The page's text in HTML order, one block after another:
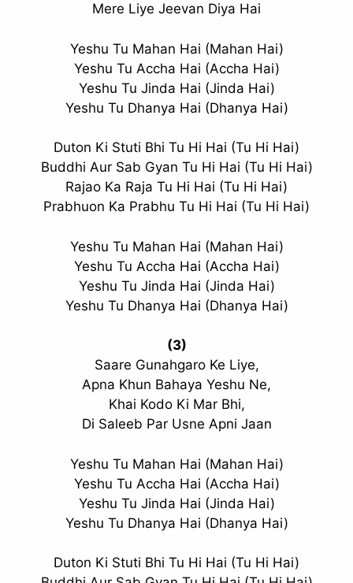
Mere Liye Jeevan Diya Hai
Yeshu Tu Mahan Hai (Mahan Hai)
Yeshu Tu Accha Hai (Accha Hai)
Yeshu Tu Jinda Hai (Jinda Hai)
Yeshu Tu Dhanya Hai (Dhanya Hai)
Duton Ki Stuti Bhi Tu Hi Hai (Tu Hi Hai)
Buddhi Aur Sab Gyan Tu Hi Hai (Tu Hi Hai)
Rajao Ka Raja Tu Hi Hai (Tu Hi Hai)
Prabhuon Ka Prabhu Tu Hi Hai (Tu Hi Hai)
Yeshu Tu Mahan Hai (Mahan Hai)
Yeshu Tu Accha Hai (Accha Hai)
Yeshu Tu Jinda Hai (Jinda Hai)
Yeshu Tu Dhanya Hai (Dhanya Hai)
(3)
Saare Gunahgaro Ke Liye,
Apna Khun Bahaya Yeshu Ne,
Khai Kodo Ki Mar Bhi,
Di Saleeb Par Usne Apni Jaan
Yeshu Tu Mahan Hai (Mahan Hai)
Yeshu Tu Accha Hai (Accha Hai)
Yeshu Tu Jinda Hai (Jinda Hai)
Yeshu Tu Dhanya Hai (Dhanya Hai)
Duton Ki Stuti Bhi Tu Hi Hai (Tu Hi Hai)